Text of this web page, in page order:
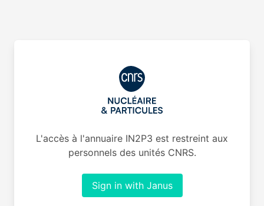
L'accès à l'annuaire IN2P3 est restreint aux
personnels des unités CNRS.
Sign in with Janus